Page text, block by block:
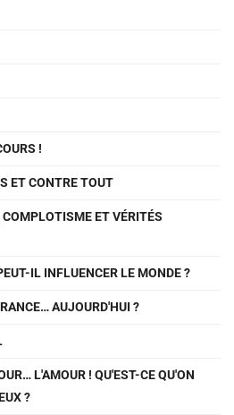
!
ET CONTRE TOUT
ET VÉRITÉS
IL INFLUENCER LE MONDE ?
AUJOURD'HUI ?
L'AMOUR ! QU'EST-CE QU'ON
?